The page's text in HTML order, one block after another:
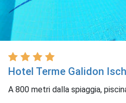
Hotel Terme Galidon
A 800 metri dalla spiaggia,